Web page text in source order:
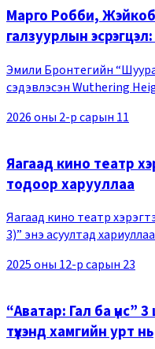
Марго Робби,
галзуурлын
Эмили Бронтегийн
сэдэвлэсэн Wuthering
Йоркшир дахь сууцанд
2026 оны 2-р сарын 11
Яагаад кино театр
тодоор харууллаа
Яагаад кино театр
3)” энэ асуултад
Товчхондоо энэ бол
2025 оны 12-р сарын 23
“Аватар: Гал ба үнс”
түүхэнд хамгийн урт нь